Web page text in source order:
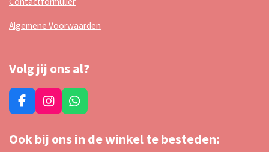
Algemene Voorwaarden
Volg jij ons al?
F
a
e
I
n
t
W
h
t
Ook bij ons in de winkel te besteden: